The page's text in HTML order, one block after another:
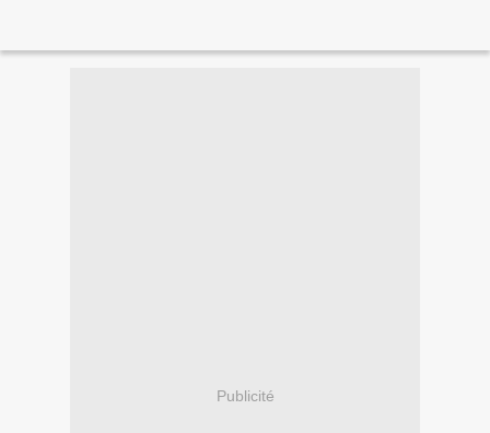
Publicité